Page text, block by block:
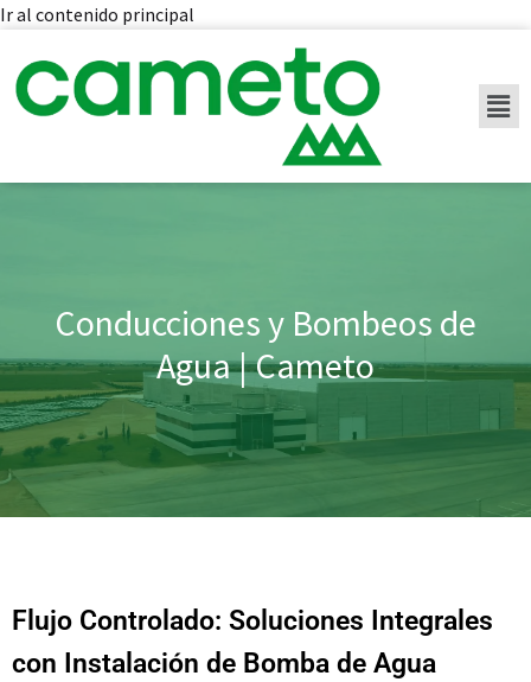
Ir al contenido principal
Conducciones y Bombeos de
Agua | Cameto
Flujo Controlado: Soluciones Integrales
con Instalación de Bomba de Agua